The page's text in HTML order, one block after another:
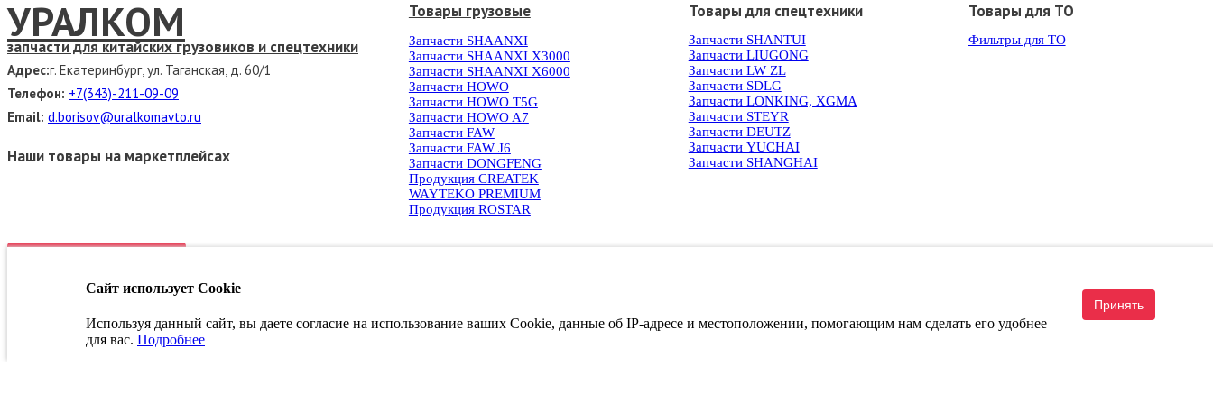
УРАЛКОМ
запчасти для китайских грузовиков и спецтехники
Адрес:г. Екатеринбург, ул. Таганская, д. 60/1
Телефон: +7(343)-211-09-09
Email: d.borisov@uralkomavto.ru
Наши товары на маркетплейсах
Заказать звонок
Товары грузовые
Запчасти SHAANXI
Запчасти SHAANXI X3000
Запчасти SHAANXI X6000
Запчасти HOWO
Запчасти HOWO T5G
Запчасти HOWO A7
Запчасти FAW
Запчасти FAW J6
Запчасти DONGFENG
Продукция CREATEK
WAYTEKO PREMIUM
Продукция ROSTAR
Товары для спецтехники
Запчасти SHANTUI
Запчасти LIUGONG
Запчасти LW ZL
Запчасти SDLG
Запчасти LONKING, XGMA
Запчасти STEYR
Запчасти DEUTZ
Запчасти YUCHAI
Запчасти SHANGHAI
Товары для ТО
Фильтры для ТО
Сайт использует Cookie
Используя данный сайт, вы даете согласие на использование ваших Cookie, данные об IP-адресе и местоположении, помогающим нам сделать его удобнее
для вас. Подробнее
Принять